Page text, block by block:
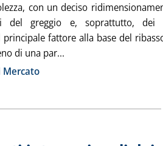
con un deciso
del greggio e, soprattutto, dei
fattore alla base del
di una par... Leggi tutta la
Mercato